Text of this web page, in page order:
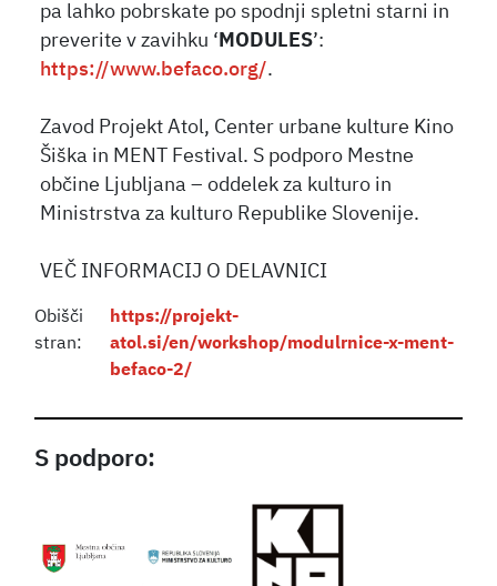
pa lahko pobrskate po spodnji spletni starni in
preverite v zavihku ‘ MODULES’:
https://www.befaco.org/.
Zavod Projekt Atol, Center urbane kulture Kino
Šiška in MENT Festival. S podporo Mestne
občine Ljubljana – oddelek za kulturo in
Ministrstva za kulturo Republike Slovenije.
VEČ INFORMACIJ O DELAVNICI
Obišči
stran:
https://projekt-
atol.si/en/workshop/modulrnice-x-ment-
befaco-2/
S podporo: